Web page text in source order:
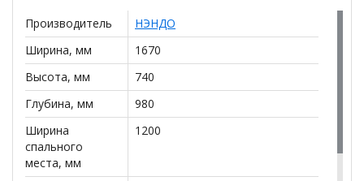
Производитель
НЭНДО
Ширина, мм
1670
Высота, мм
740
Глубина, мм
980
Ширина
спального
места, мм
1200